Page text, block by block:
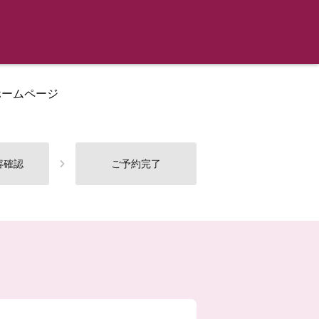
ムページ
確認 ご予約完了